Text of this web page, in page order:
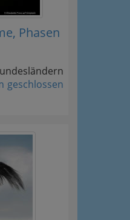
Phasen
geschlossen